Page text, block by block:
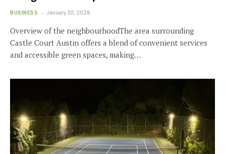
BUSINESS January 30, 2026
Overview of the neighbourhoodThe area surrounding
Castle Court Austin offers a blend of convenient services
and accessible green spaces, making…